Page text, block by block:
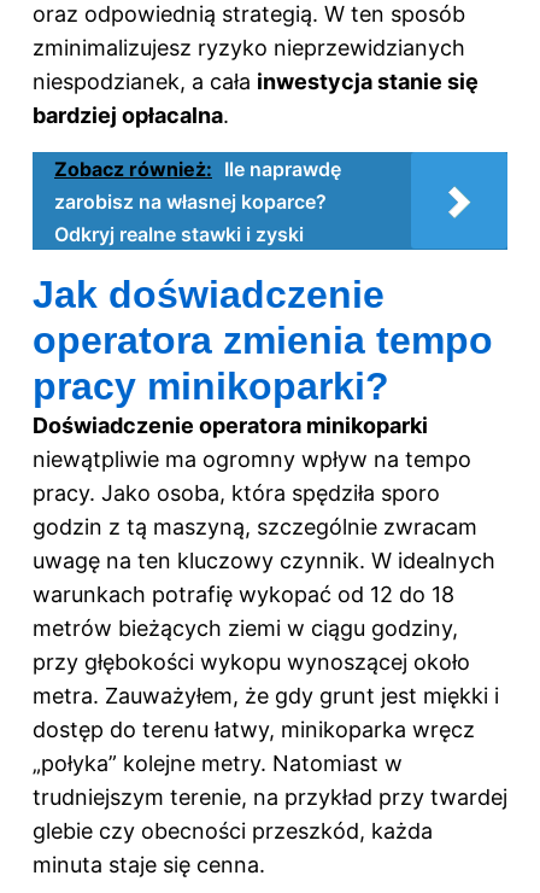
oraz odpowiednią strategią. W ten sposób
zminimalizujesz ryzyko nieprzewidzianych
niespodzianek, a cała inwestycja stanie się
bardziej opłacalna.
Zobacz również: Ile naprawdę
zarobisz na własnej koparce?
Odkryj realne stawki i zyski
Jak doświadczenie
operatora zmienia tempo
pracy minikoparki?
Doświadczenie operatora minikoparki
niewątpliwie ma ogromny wpływ na tempo
pracy. Jako osoba, która spędziła sporo
godzin z tą maszyną, szczególnie zwracam
uwagę na ten kluczowy czynnik. W idealnych
warunkach potrafię wykopać od 12 do 18
metrów bieżących ziemi w ciągu godziny,
przy głębokości wykopu wynoszącej około
metra. Zauważyłem, że gdy grunt jest miękki i
dostęp do terenu łatwy, minikoparka wręcz
„połyka” kolejne metry. Natomiast w
trudniejszym terenie, na przykład przy twardej
glebie czy obecności przeszkód, każda
minuta staje się cenna.